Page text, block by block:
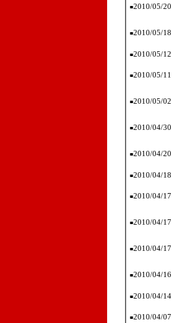
■2010/05/20
■2010/05/18
■2010/05/12
■2010/05/11
■2010/05/02
■2010/04/30
■2010/04/20
■2010/04/18
■2010/04/17
■2010/04/17
■2010/04/17
■2010/04/16
■2010/04/14
■2010/04/07